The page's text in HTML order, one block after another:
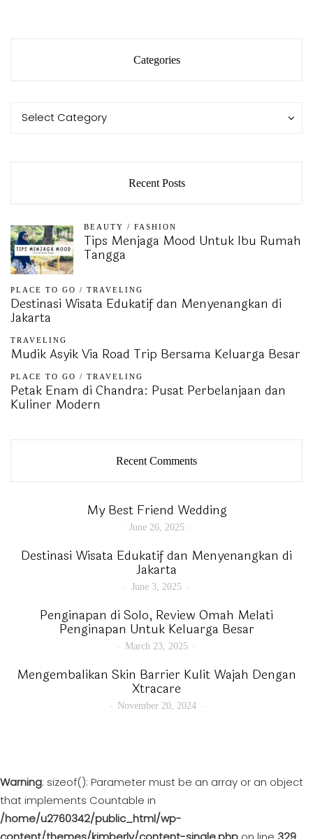
Categories
Categories
Select Category
Categories
Recent Posts
BEAUTY / FASHION
Tips Menjaga Mood Untuk Ibu Rumah
Tangga
PLACE TO GO / TRAVELING
Destinasi Wisata Edukatif dan Menyenangkan di
Jakarta
TRAVELING
Mudik Asyik Via Road Trip Bersama Keluarga Besar
PLACE TO GO / TRAVELING
Petak Enam di Chandra: Pusat Perbelanjaan dan
Kuliner Modern
Recent Comments
My Best Friend Wedding
June 26, 2025
Destinasi Wisata Edukatif dan Menyenangkan di
Jakarta
June 3, 2025
Penginapan di Solo, Review Omah Melati
Penginapan Untuk Keluarga Besar
March 23, 2025
Mengembalikan Skin Barrier Kulit Wajah Dengan
Xtracare
November 20, 2024
Warning: sizeof(): Parameter must be an array or an object
that implements Countable in
/home/u2760342/public_html/wp-